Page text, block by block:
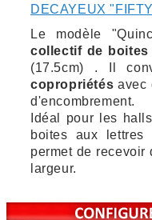
DECAYEUX
Le modèle
collectif de
(17.5cm) . Il
copropriétés avec
d'encombrement.
Idéal pour les
boites aux lettres
permet de
largeur.